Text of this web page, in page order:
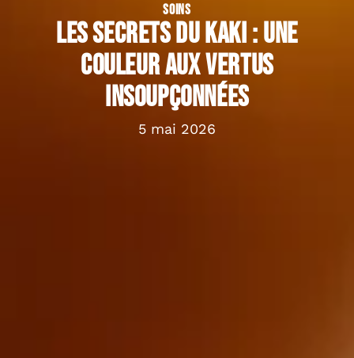
SOINS
Les secrets du kaki : une
couleur aux vertus
insoupçonnées
5 mai 2026